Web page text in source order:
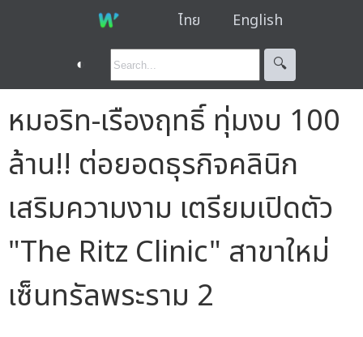
ไทย English
◐ 🔍︎
หมอริท-เรืองฤทธิ์ ทุ่มงบ 100
ล้าน!! ต่อยอดธุรกิจคลินิก
เสริมความงาม เตรียมเปิดตัว
"The Ritz Clinic" สาขาใหม่
เซ็นทรัลพระราม 2